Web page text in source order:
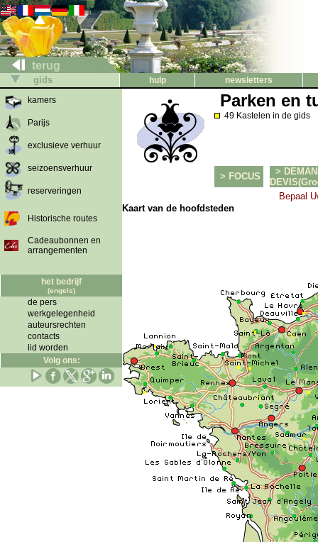
terug
gids hulp
newsletters
kamers
Parijs
exclusieve verhuur
seizoensverhuur
reserveringen
Historische routes
Cadeaubonnen en
arrangementen
het bedrijf
(engels)
de pers
werkgelegenheid
auteursrechten
contacts
lid worden
Volg ons:
Parken en
49 Kastelen in de gids
> FOCUS
>
Bepaal
Kaart van de hoofdsteden